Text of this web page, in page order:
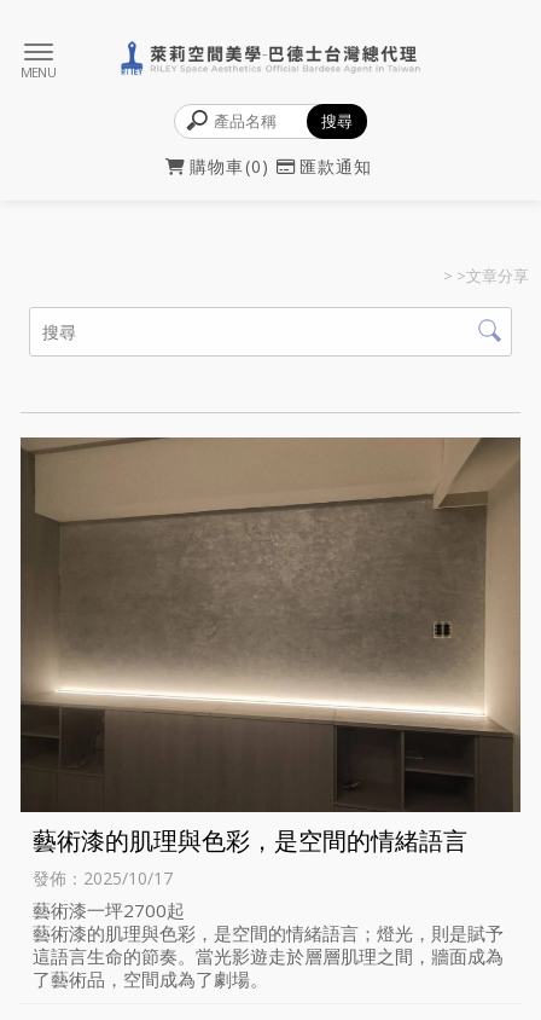
購物車 0 匯款通知
> >文章分享
藝術漆的肌理與色彩，是空間的情緒語言
發佈：2025/10/17
藝術漆一坪2700起
藝術漆的肌理與色彩，是空間的情緒語言；燈光，則是賦予
這語言生命的節奏。當光影遊走於層層肌理之間，牆面成為
了藝術品，空間成為了劇場。